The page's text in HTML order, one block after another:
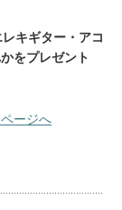
キギター・アコ
をプレゼント
ージへ